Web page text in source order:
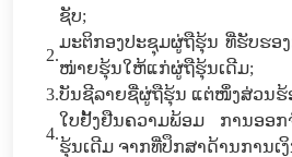
ຊັບ;
2.
ມະຕິກອງປະຊຸມຜູ່ຖືຮຸ້ນ ທີ່ຮັບຮອ
ໜ່າຍຮຸ້ນໃຫ້ແກ່ຜູ່ຖືຮຸ້ນເດີມ;
3.ບັນຊີລາຍຊື່ຜູ່ຖືຮຸ້ນ ແຕ່ໜຶ່ງສ່ວນຮ້
4.
ໃບຢັ້ງຢືນຄວາມພ້ອມ ການອອ
ຮຸ້ນເດີມ ຈາກທີ່ປຶກສາດ້ານການເ